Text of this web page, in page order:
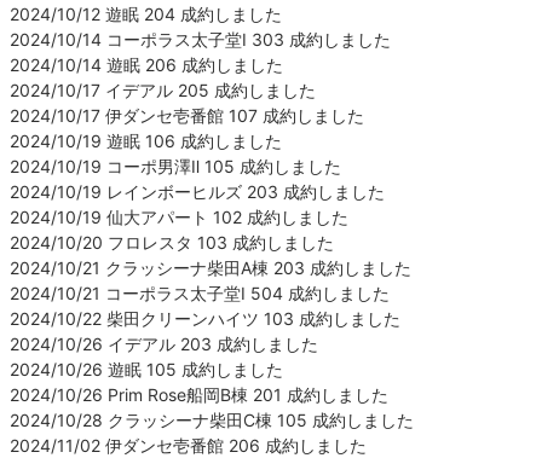
2024/10/12 遊眠 204 成約しました
2024/10/14 コーポラス太子堂Ⅰ 303 成約しました
2024/10/14 遊眠 206 成約しました
2024/10/17 イデアル 205 成約しました
2024/10/17 伊ダンセ壱番館 107 成約しました
2024/10/19 遊眠 106 成約しました
2024/10/19 コーポ男澤Ⅱ 105 成約しました
2024/10/19 レインボーヒルズ 203 成約しました
2024/10/19 仙大アパート 102 成約しました
2024/10/20 フロレスタ 103 成約しました
2024/10/21 クラッシーナ柴田A棟 203 成約しました
2024/10/21 コーポラス太子堂Ⅰ 504 成約しました
2024/10/22 柴田クリーンハイツ 103 成約しました
2024/10/26 イデアル 203 成約しました
2024/10/26 遊眠 105 成約しました
2024/10/26 Prim Rose船岡B棟 201 成約しました
2024/10/28 クラッシーナ柴田C棟 105 成約しました
2024/11/02 伊ダンセ壱番館 206 成約しました